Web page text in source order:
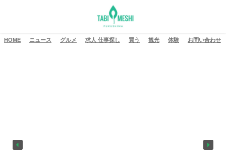
HOME ニュース グルメ 求人 仕事探し 買う 観光 体験 お問い合わせ